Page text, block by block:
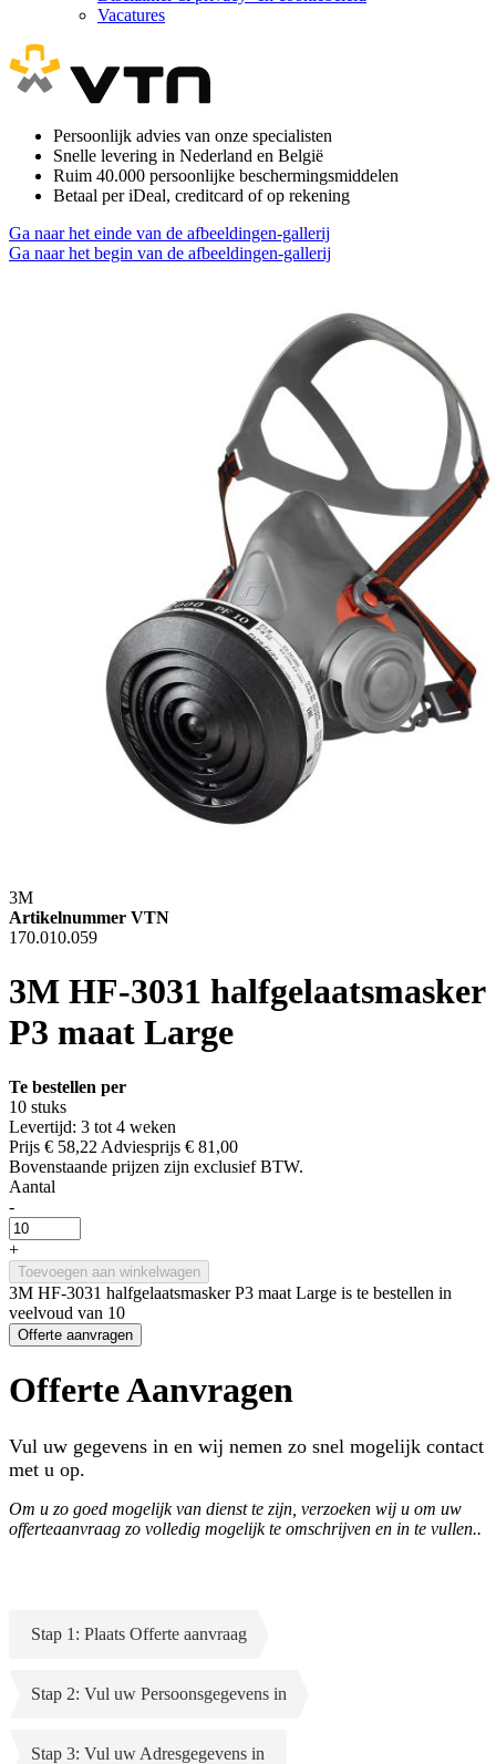
Vacatures
Persoonlijk advies van onze specialisten
Snelle levering in Nederland en België
Ruim 40.000 persoonlijke beschermingsmiddelen
Betaal per iDeal, creditcard of op rekening
Ga naar het einde van de afbeeldingen-gallerij
Ga naar het begin van de afbeeldingen-gallerij
3M
Artikelnummer VTN
170.010.059
3M HF-3031 halfgelaatsmasker
P3 maat Large
Te bestellen per
10 stuks
Levertijd: 3 tot 4 weken
Prijs € 58,22 Adviesprijs € 81,00
Bovenstaande prijzen zijn exclusief BTW.
Aantal
-
+
Toevoegen aan winkelwagen
3M HF-3031 halfgelaatsmasker P3 maat Large is te bestellen in
veelvoud van 10
Offerte aanvragen
Offerte Aanvragen
Vul uw gegevens in en wij nemen zo snel mogelijk contact
met u op.
Om u zo goed mogelijk van dienst te zijn, verzoeken wij u om uw
offerteaanvraag zo volledig mogelijk te omschrijven en in te vullen..
Stap 1: Plaats Offerte aanvraag
Stap 2: Vul uw Persoonsgegevens in
Stap 3: Vul uw Adresgegevens in